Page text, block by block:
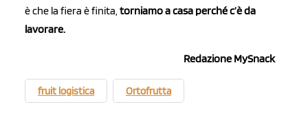
è che la fiera è finita, torniamo a casa perché c’è da
lavorare.
Redazione MySnack
fruit logistica Ortofrutta